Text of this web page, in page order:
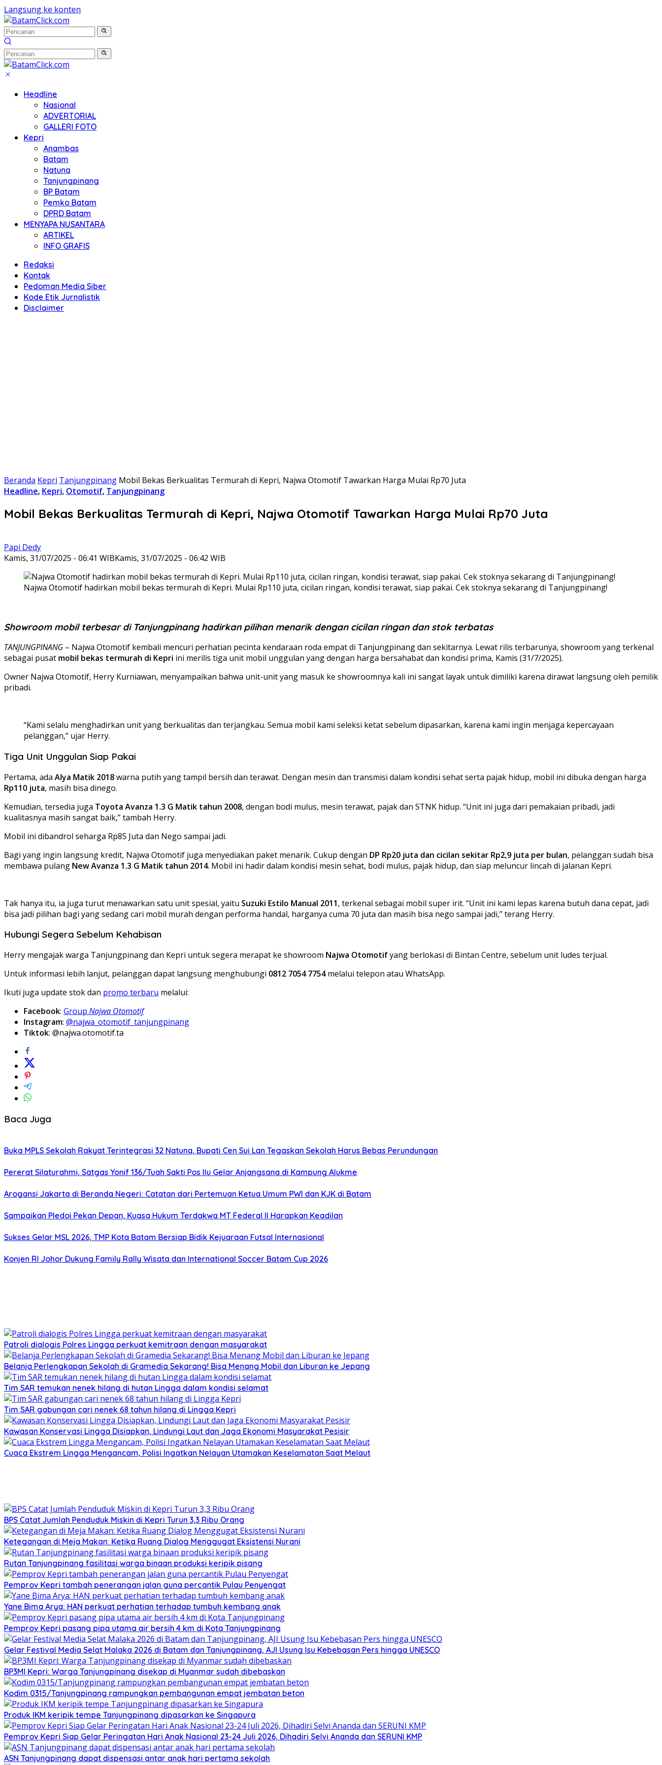
Langsung ke konten
Headline
Nasional
ADVERTORIAL
GALLERI FOTO
Kepri
Anambas
Batam
Natuna
Tanjungpinang
BP Batam
Pemko Batam
DPRD Batam
MENYAPA NUSANTARA
ARTIKEL
INFO GRAFIS
Redaksi
Kontak
Pedoman Media Siber
Kode Etik Jurnalistik
Disclaimer
Beranda Kepri Tanjungpinang Mobil Bekas Berkualitas Termurah di Kepri, Najwa Otomotif Tawarkan Harga Mulai Rp70 Juta
Headline, Kepri, Otomotif, Tanjungpinang
Mobil Bekas Berkualitas Termurah di Kepri, Najwa Otomotif Tawarkan Harga Mulai Rp70 Juta
Papi Dedy
Kamis, 31/07/2025 - 06:41 WIBKamis, 31/07/2025 - 06:42 WIB
Najwa Otomotif hadirkan mobil bekas termurah di Kepri. Mulai Rp110 juta, cicilan ringan, kondisi terawat, siap pakai. Cek stoknya sekarang di Tanjungpinang!
Showroom mobil terbesar di Tanjungpinang hadirkan pilihan menarik dengan cicilan ringan dan stok terbatas
TANJUNGPINANG – Najwa Otomotif kembali mencuri perhatian pecinta kendaraan roda empat di Tanjungpinang dan sekitarnya. Lewat rilis terbarunya, showroom yang terkenal
sebagai pusat mobil bekas termurah di Kepri ini merilis tiga unit mobil unggulan yang dengan harga bersahabat dan kondisi prima, Kamis (31/7/2025).
Owner Najwa Otomotif, Herry Kurniawan, menyampaikan bahwa unit-unit yang masuk ke showroomnya kali ini sangat layak untuk dimiliki karena dirawat langsung oleh pemilik
pribadi.
“Kami selalu menghadirkan unit yang berkualitas dan terjangkau. Semua mobil kami seleksi ketat sebelum dipasarkan, karena kami ingin menjaga kepercayaan
pelanggan,” ujar Herry.
Tiga Unit Unggulan Siap Pakai
Pertama, ada Alya Matik 2018warna putih yang tampil bersih dan terawat. Dengan mesin dan transmisi dalam kondisi sehat serta pajak hidup, mobil ini dibuka dengan harga
Rp110 juta, masih bisa dinego.
Kemudian, tersedia juga Toyota Avanza 1.3 G Matik tahun 2008, dengan bodi mulus, mesin terawat, pajak dan STNK hidup. “Unit ini juga dari pemakaian pribadi, jadi
kualitasnya masih sangat baik,” tambah Herry.
Mobil ini dibandrol seharga Rp85 Juta dan Nego sampai jadi.
Bagi yang ingin langsung kredit, Najwa Otomotif juga menyediakan paket menarik. Cukup dengan DP Rp20 juta dan cicilan sekitar Rp2,9 juta per bulan, pelanggan sudah bisa
membawa pulang New Avanza 1.3 G Matik tahun 2014. Mobil ini hadir dalam kondisi mesin sehat, bodi mulus, pajak hidup, dan siap meluncur lincah di jalanan Kepri.
Tak hanya itu, ia juga turut menawarkan satu unit spesial, yaitu Suzuki Estilo Manual 2011, terkenal sebagai mobil super irit. “Unit ini kami lepas karena butuh dana cepat, jadi
bisa jadi pilihan bagi yang sedang cari mobil murah dengan performa handal, harganya cuma 70 juta dan masih bisa nego sampai jadi,” terang Herry.
Hubungi Segera Sebelum Kehabisan
Herry mengajak warga Tanjungpinang dan Kepri untuk segera merapat ke showroom Najwa Otomotifyang berlokasi di Bintan Centre, sebelum unit ludes terjual.
Untuk informasi lebih lanjut, pelanggan dapat langsung menghubungi 0812 7054 7754melalui telepon atau WhatsApp.
Ikuti juga update stok dan promo terbaru melalui:
Facebook: Group Najwa Otomotif
Instagram: @najwa_otomotif_tanjungpinang
Tiktok: @najwa.otomotif.ta
Baca Juga
Buka MPLS Sekolah Rakyat Terintegrasi 32 Natuna, Bupati Cen Sui Lan Tegaskan Sekolah Harus Bebas Perundungan
Pererat Silaturahmi, Satgas Yonif 136/Tuah Sakti Pos Ilu Gelar Anjangsana di Kampung Alukme
Arogansi Jakarta di Beranda Negeri: Catatan dari Pertemuan Ketua Umum PWI dan KJK di Batam
Sampaikan Pledoi Pekan Depan, Kuasa Hukum Terdakwa MT Federal II Harapkan Keadilan
Sukses Gelar MSL 2026, TMP Kota Batam Bersiap Bidik Kejuaraan Futsal Internasional
Konjen RI Johor Dukung Family Rally Wisata dan International Soccer Batam Cup 2026
Patroli dialogis Polres Lingga perkuat kemitraan dengan masyarakat
Belanja Perlengkapan Sekolah di Gramedia Sekarang! Bisa Menang Mobil dan Liburan ke Jepang
Tim SAR temukan nenek hilang di hutan Lingga dalam kondisi selamat
Tim SAR gabungan cari nenek 68 tahun hilang di Lingga Kepri
Kawasan Konservasi Lingga Disiapkan, Lindungi Laut dan Jaga Ekonomi Masyarakat Pesisir
Cuaca Ekstrem Lingga Mengancam, Polisi Ingatkan Nelayan Utamakan Keselamatan Saat Melaut
BPS Catat Jumlah Penduduk Miskin di Kepri Turun 3,3 Ribu Orang
Ketegangan di Meja Makan: Ketika Ruang Dialog Menggugat Eksistensi Nurani
Rutan Tanjungpinang fasilitasi warga binaan produksi keripik pisang
Pemprov Kepri tambah penerangan jalan guna percantik Pulau Penyengat
Yane Bima Arya: HAN perkuat perhatian terhadap tumbuh kembang anak
Pemprov Kepri pasang pipa utama air bersih 4 km di Kota Tanjungpinang
Gelar Festival Media Selat Malaka 2026 di Batam dan Tanjungpinang, AJI Usung Isu Kebebasan Pers hingga UNESCO
BP3MI Kepri: Warga Tanjungpinang disekap di Myanmar sudah dibebaskan
Kodim 0315/Tanjungpinang rampungkan pembangunan empat jembatan beton
Produk IKM keripik tempe Tanjungpinang dipasarkan ke Singapura
Pemprov Kepri Siap Gelar Peringatan Hari Anak Nasional 23-24 Juli 2026, Dihadiri Selvi Ananda dan SERUNI KMP
ASN Tanjungpinang dapat dispensasi antar anak hari pertama sekolah